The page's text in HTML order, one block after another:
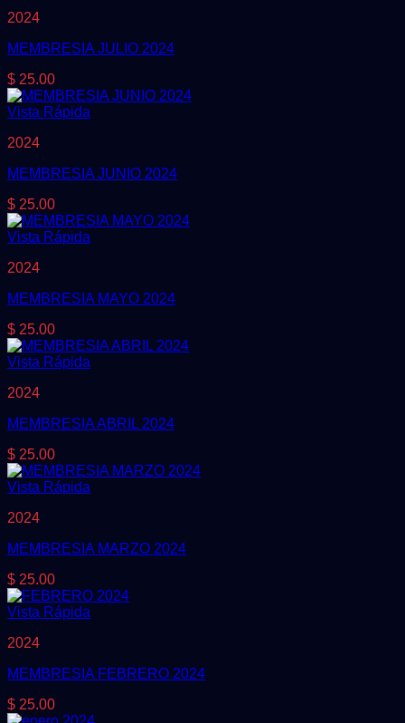
2024
MEMBRESIA JULIO 2024
$ 25.00
Vista Rápida
2024
MEMBRESIA JUNIO 2024
$ 25.00
Vista Rápida
2024
MEMBRESIA MAYO 2024
$ 25.00
Vista Rápida
2024
MEMBRESIA ABRIL 2024
$ 25.00
Vista Rápida
2024
MEMBRESIA MARZO 2024
$ 25.00
Vista Rápida
2024
MEMBRESIA FEBRERO 2024
$ 25.00